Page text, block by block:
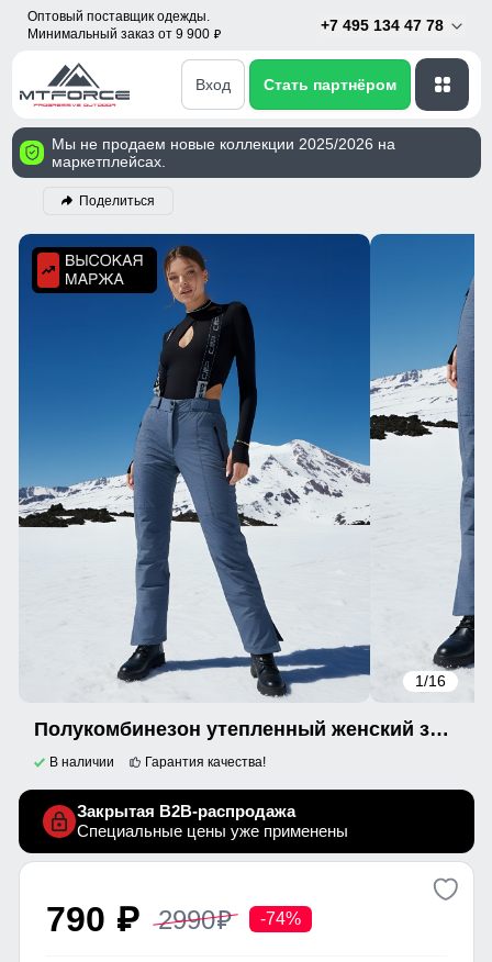
Оптовый поставщик одежды.
Минимальный заказ от 9 900 p
+7 495 134 47 78
Вход Стать партнёром
Мы не продаем новые коллекции 2025/2026 на
маркетплейсах.
Поделиться
1/16
Полукомбинезон утепленный женский зимний горнолыжный голубого цвета 911Gl
В наличии Гарантия качества!
Закрытая B2B-распродажа
Специальные цены уже применены
790 p 2990p -74%